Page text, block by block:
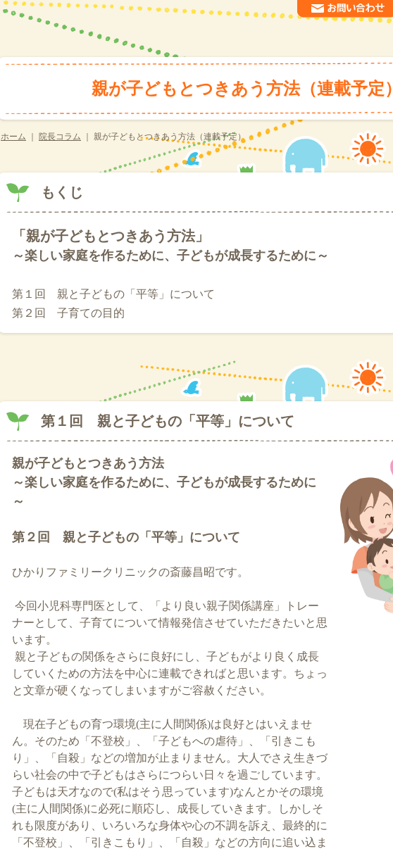
親が子どもとつきあう方法（連載予定）
ホーム 院長コラム 親が子どもとつきあう方法（連載予定）
もくじ
「親が子どもとつきあう方法」
～楽しい家庭を作るために、子どもが成長するために～
第１回 親と子どもの「平等」について
第２回 子育ての目的
第１回 親と子どもの「平等」について
親が子どもとつきあう方法
～楽しい家庭を作るために、子どもが成長するために
～
第２回 親と子どもの「平等」について
ひかりファミリークリニックの斎藤昌昭です。
今回小児科専門医として、「より良い親子関係講座」トレー
ナーとして、子育てについて情報発信させていただきたいと思
います。
親と子どもの関係をさらに良好にし、子どもがより良く成長
していくための方法を中心に連載できればと思います。ちょっ
と文章が硬くなってしまいますがご容赦ください。
現在子どもの育つ環境(主に人間関係)は良好とはいえませ
ん。そのため「不登校」、「子どもへの虐待」、「引きこも
り」、「自殺」などの増加が止まりません。大人でさえ生きづ
らい社会の中で子どもはさらにつらい日々を過ごしています。
子どもは天才なので(私はそう思っています)なんとかその環境
(主に人間関係)に必死に順応し、成長していきます。しかしそ
れも限度があり、いろいろな身体や心の不調を訴え、最終的に
「不登校」、「引きこもり」、「自殺」などの方向に追い込ま